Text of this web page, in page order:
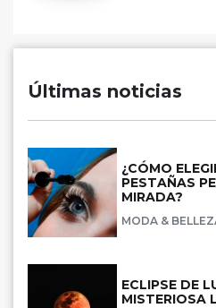
Últimas noticias
¿CÓMO
PESTAÑAS
MIRADA?
MODA &
ECLIPSE DE
MISTERIOSA